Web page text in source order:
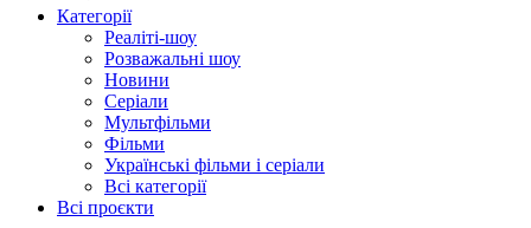
Категорії
Реаліті-шоу
Розважальні шоу
Новини
Серіали
Мультфільми
Фільми
Українські фільми і серіали
Всі категорії
Всі проєкти